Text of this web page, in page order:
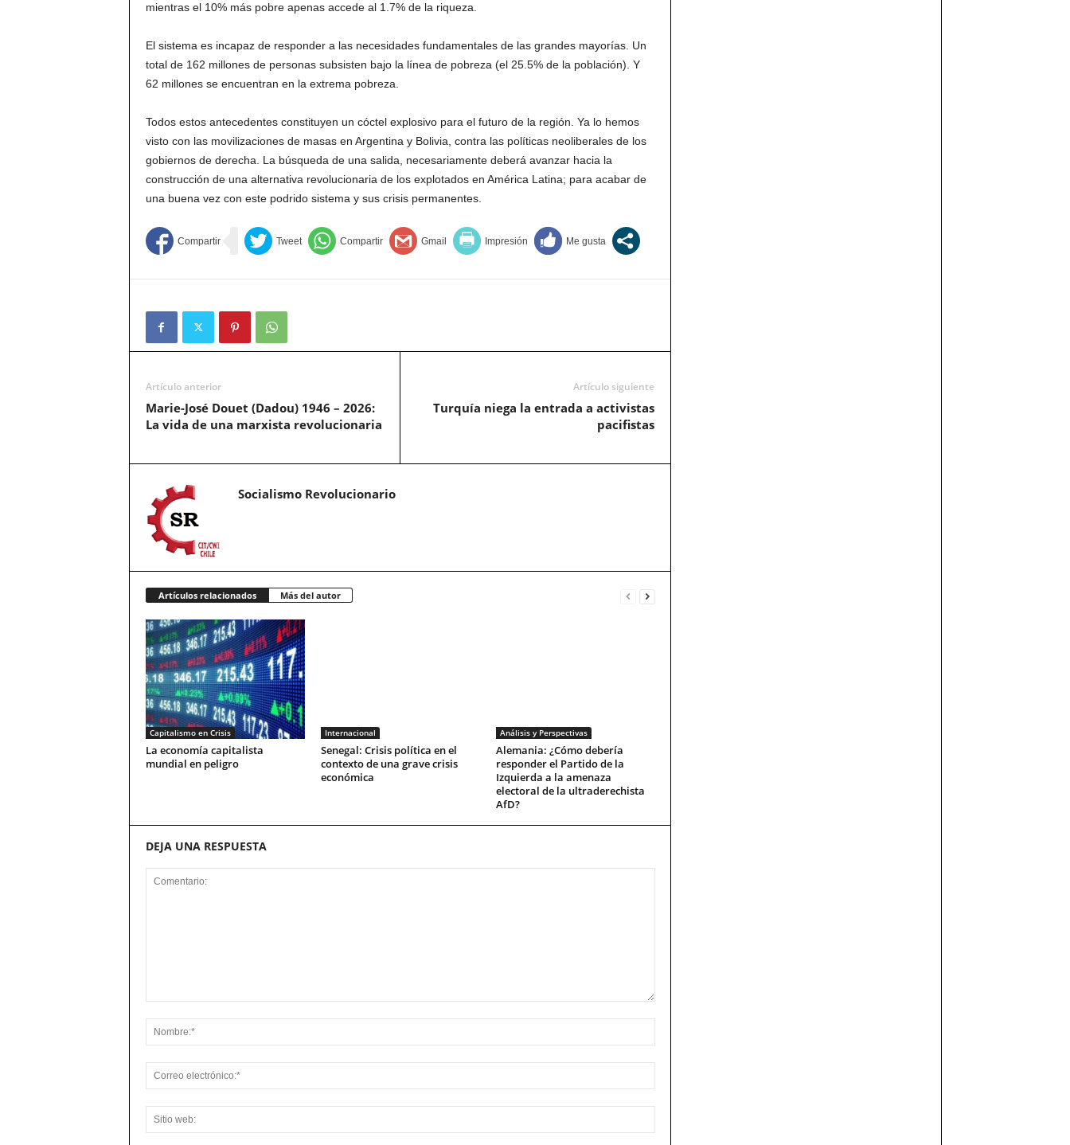
mientras el 10% más pobre apenas accede al 1.7% de la riqueza.
El sistema es incapaz de responder a las necesidades fundamentales de las grandes mayorías. Un
total de 162 millones de personas subsisten bajo la línea de pobreza (el 25.5% de la población). Y
62 millones se encuentran en la extrema pobreza.
Todos estos antecedentes constituyen un cóctel explosivo para el futuro de la región. Ya lo hemos
visto con las movilizaciones de masas en Argentina y Bolivia, contra las políticas neoliberales de los
gobiernos de derecha. La búsqueda de una salida, necesariamente deberá avanzar hacia la
construcción de una alternativa revolucionaria de los explotados en América Latina; para acabar de
una buena vez con este podrido sistema y sus crisis permanentes.
Artículo anterior
Marie-José Douet (Dadou) 1946 – 2026:
La vida de una marxista revolucionaria
Artículo siguiente
Turquía niega la entrada a activistas
pacifistas
Socialismo Revolucionario
Artículos relacionados Más del autor
Capitalismo en Crisis
La economía capitalista
mundial en peligro
Internacional
Senegal: Crisis política en el
contexto de una grave crisis
económica
Análisis y Perspectivas
Alemania: ¿Cómo debería
responder el Partido de la
Izquierda a la amenaza
electoral de la ultraderechista
AfD?
DEJA UNA RESPUESTA